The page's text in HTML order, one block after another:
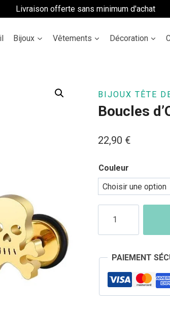
Livraison offerte sans minimum d'achat
Bijoux Vêtements Décoration
BIJOUX TÊTE
Boucles
22,90 €
Couleur
Boucles
Tête
Mort
Pirate
PAIEMENT